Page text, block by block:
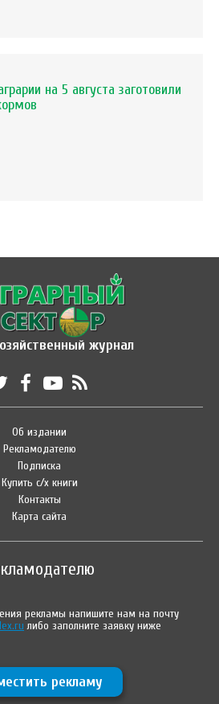
на 5 августа заготовили
журнал
Об издании
Рекламодателю
Подписка
Купить с/х книги
Контакты
Карта сайта
рекламы напишите нам на почту
либо заполните заявку ниже
рекламу